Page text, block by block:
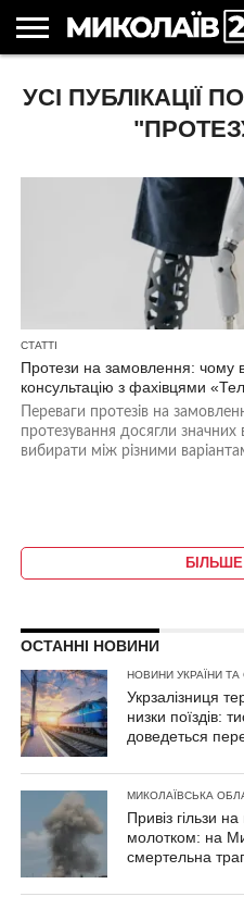
НОВИНИ
НОВИНИ
МИКОЛАЄВА
МИКОЛАЇВСЬКА
ОБЛАСТЬ
НОВИНИ
СПОРТУ
УКРАЇНА
ТА СВІТ
НОВИНИ
КОМПАНІЙ
АСТРОЛОГІЯ
СВЯТА
В
КОРИСНІ
СТАТТІ
УСІ ПУБЛІКАЦІЇ
СТАТТІ
Протези на замовлення: чому
консультацію з фахівцями
Переваги протезів на
протезування досягли значних
вибирати між різними
ОСТАННІ НОВИНИ
НОВИНИ УКРАЇНИ ТА
Укрзалізниця
низки поїздів:
доведеться
МИКОЛАЇВСЬКА
Привіз гільзи
молотком: на
смертельна